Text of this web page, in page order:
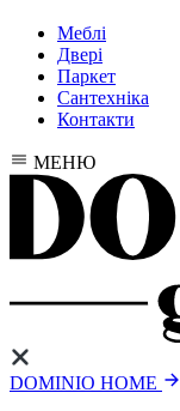
Меблі
Двері
Паркет
Сантехніка
Контакти
МЕНЮ
DOMINIO HOME